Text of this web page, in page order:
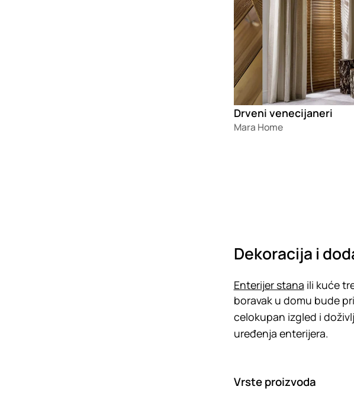
Drveni venecijaneri
Mara Home
Dekoracija i
Enterijer stana ili kuće
boravak u domu bude
celokupan izgled i
uređenja enterijera.
Vrste proizvoda